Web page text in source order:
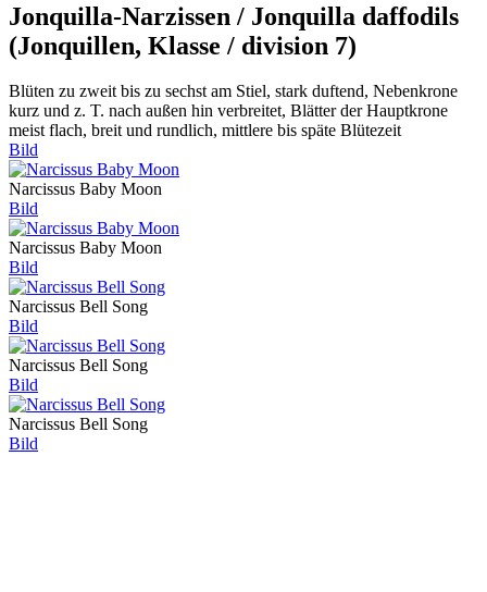
Jonquilla-Narzissen / Jonquilla daffodils
(Jonquillen, Klasse / division 7)
Blüten zu zweit bis zu sechst am Stiel, stark duftend, Nebenkrone
kurz und z. T. nach außen hin verbreitet, Blätter der Hauptkrone
meist flach, breit und rundlich, mittlere bis späte Blütezeit
Bild
Narcissus Baby Moon
Bild
Narcissus Baby Moon
Bild
Narcissus Bell Song
Bild
Narcissus Bell Song
Bild
Narcissus Bell Song
Bild